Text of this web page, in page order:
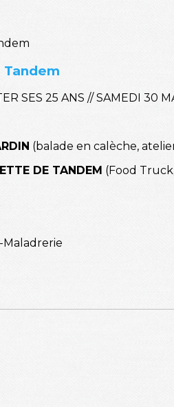
Tandem
SES 25 ANS // SAMEDI 30
(balade en calèche,
DE TANDEM (Food